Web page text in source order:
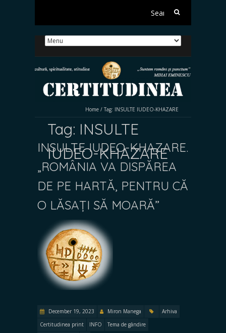
Search
Home / Tag: INSULTE IUDEO-KHAZARE
Tag: INSULTE
IUDEO-KHAZARE
INSULTE IUDEO-KHAZARE.
„ROMÂNIA VA DISPĂREA
DE PE HARTĂ, PENTRU CĂ
O LĂSAȚI SĂ MOARĂ”
December 19, 2023 Miron Manega
Arhiva
Certitudinea print
INFO
Tema de gândire